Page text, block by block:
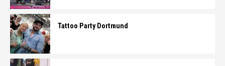
Tattoo Party Dortmund